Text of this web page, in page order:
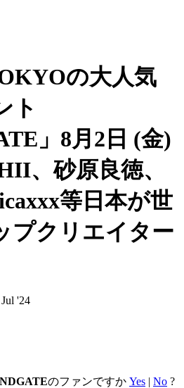
の大人気
ト
」8月2日 (金)
、砂原良徳、
等日本が世
プクリエイター
Jul '24
のファンですか Yes | No ?